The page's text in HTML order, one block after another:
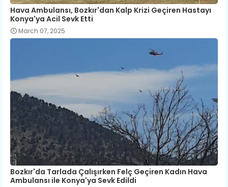
Hava Ambulansı, Bozkır'dan Kalp Krizi Geçiren Hastayı
Konya'ya Acil Sevk Etti
March 07, 2025
Bozkır'da Tarlada Çalışırken Felç Geçiren Kadın Hava
Ambulansı ile Konya'ya Sevk Edildi